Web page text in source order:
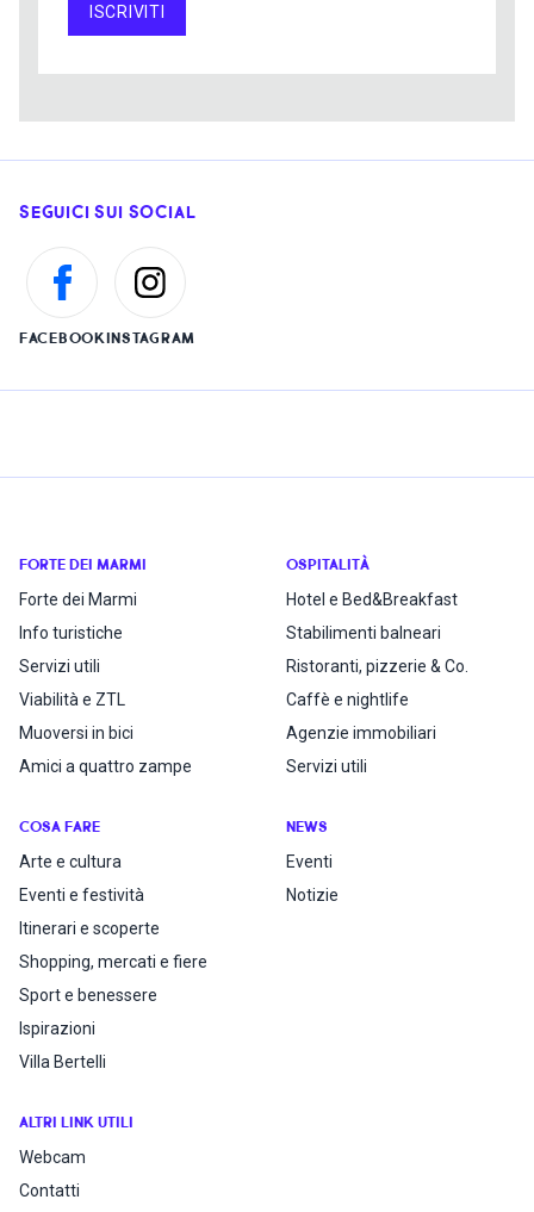
ISCRIVITI
SEGUICI SUI SOCIAL
FACEBOOKINSTAGRAM
FORTE DEI MARMI
Forte dei Marmi
Info turistiche
Servizi utili
Viabilità e ZTL
Muoversi in bici
Amici a quattro zampe
OSPITALITÀ
Hotel e Bed&Breakfast
Stabilimenti balneari
Ristoranti, pizzerie & Co.
Caffè e nightlife
Agenzie immobiliari
Servizi utili
COSA FARE
Arte e cultura
Eventi e festività
Itinerari e scoperte
Shopping, mercati e fiere
Sport e benessere
Ispirazioni
Villa Bertelli
NEWS
Eventi
Notizie
ALTRI LINK UTILI
Webcam
Contatti